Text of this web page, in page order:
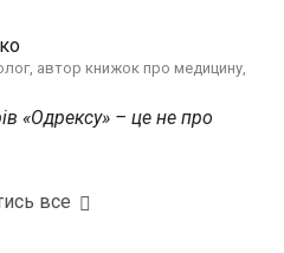
автор книжок про медицину,
«Одрексу» – це не про
все